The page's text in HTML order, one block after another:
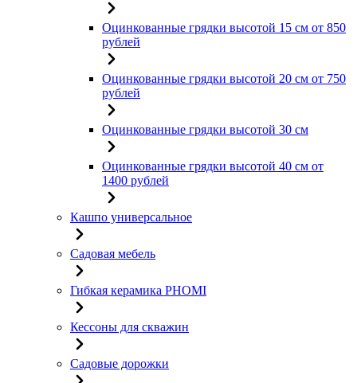
Оцинкованные грядки высотой 15 см от 850
рублей
Оцинкованные грядки высотой 20 см от 750
рублей
Оцинкованные грядки высотой 30 см
Оцинкованные грядки высотой 40 см от
1400 рублей
Кашпо универсальное
Садовая мебель
Гибкая керамика PHOMI
Кессоны для скважин
Садовые дорожки